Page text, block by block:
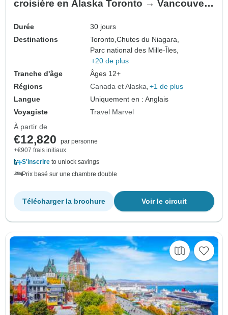
croisière en Alaska Toronto → Vancouver
Durée
30 jours
Destinations
Toronto,Chutes du Niagara,
Parc national des Mille-Îles,
+20 de plus
Tranche d'âge
Âges 12+
Régions
Canada et Alaska +1 de plus
Langue
Uniquement en : Anglais
Voyagiste
Travel Marvel
À partir de
€12,820
par personne
+€907 frais initiaux
S'inscrire to unlock savings
Prix basé sur une chambre double
Voir le circuit
Télécharger la brochure